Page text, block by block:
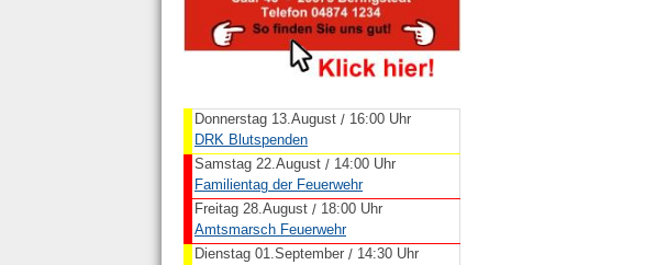
Donnerstag 13.August / 16:00 Uhr
DRK Blutspenden
Samstag 22.August / 14:00 Uhr
Familientag der Feuerwehr
Freitag 28.August / 18:00 Uhr
Amtsmarsch Feuerwehr
Dienstag 01.September / 14:30 Uhr